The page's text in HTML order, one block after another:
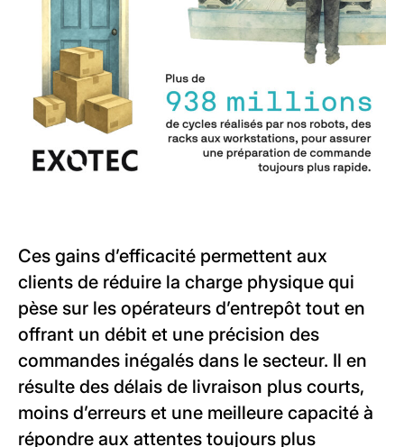
Ces gains d’efficacité permettent aux
clients de réduire la charge physique qui
pèse sur les opérateurs d’entrepôt tout en
offrant un débit et une précision des
commandes inégalés dans le secteur. Il en
résulte des délais de livraison plus courts,
moins d’erreurs et une meilleure capacité à
répondre aux attentes toujours plus